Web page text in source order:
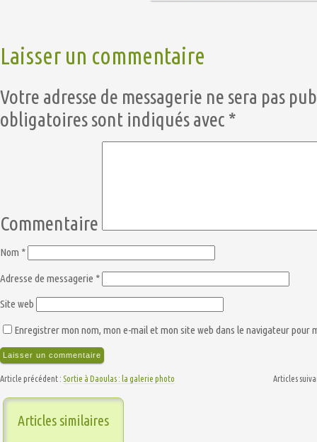
Laisser un commentaire
Votre adresse de messagerie ne sera pas
obligatoires sont indiqués avec *
Commentaire
Nom *
Adresse de messagerie *
Site web
Enregistrer mon nom, mon e-mail et mon site web dans le navigateur pour
Article précédent : Sortie à Daoulas : la galerie photo Articles
Articles similaires